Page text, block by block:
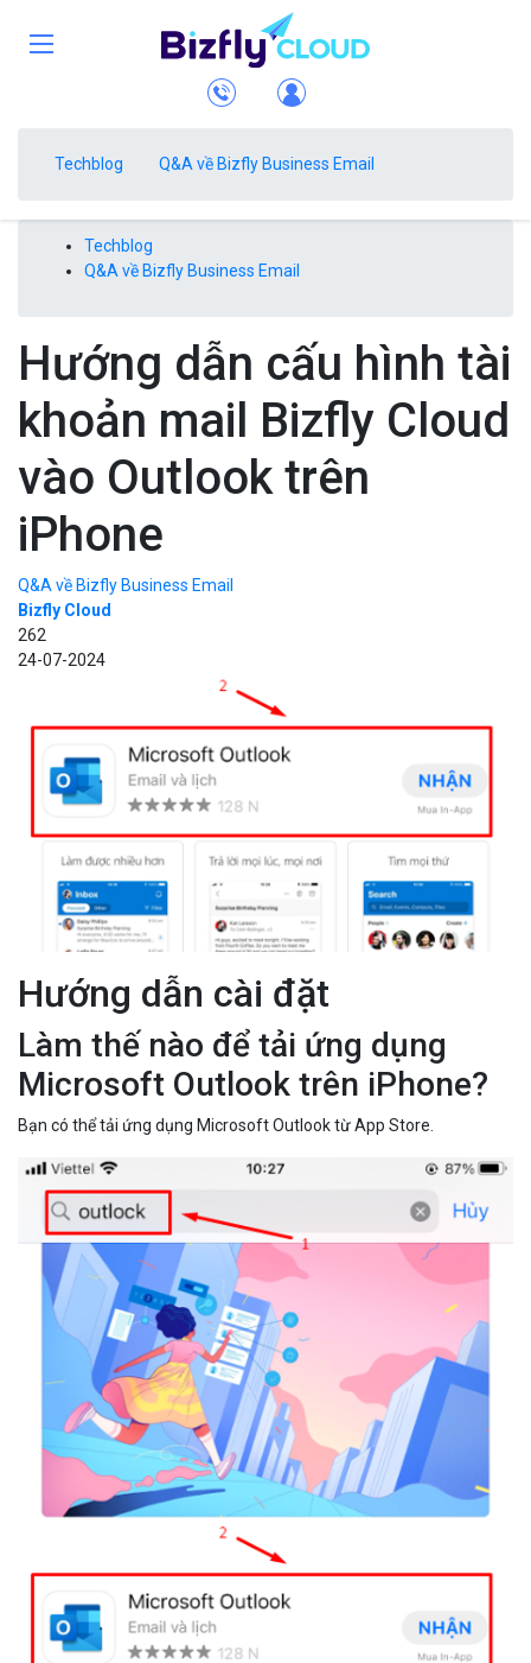
Techblog Q&A về Bizfly Business Email
Techblog
Q&A về Bizfly Business Email
Hướng dẫn cấu hình tài
khoản mail Bizfly Cloud
vào Outlook trên
iPhone
Q&A về Bizfly Business Email
Bizfly Cloud
262
24-07-2024
Hướng dẫn cài đặt
Làm thế nào để tải ứng dụng
Microsoft Outlook trên iPhone?
Bạn có thể tải ứng dụng Microsoft Outlook từ App Store.